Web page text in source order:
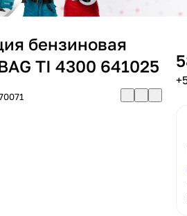
бензиновая
TI 4300 641025